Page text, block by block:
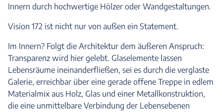
Innern durch hochwertige Hölzer oder Wandgestaltungen.
Vision 172 ist nicht nur von außen ein Statement.
Im Innern? Folgt die Architektur dem äußeren Anspruch:
Transparenz wird hier gelebt. Glaselemente lassen
Lebensräume ineinanderfließen, sei es durch die verglaste
Galerie, erreichbar über eine gerade offene Treppe in edlem
Materialmix aus Holz, Glas und einer Metallkonstruktion,
die eine unmittelbare Verbindung der Lebensebenen